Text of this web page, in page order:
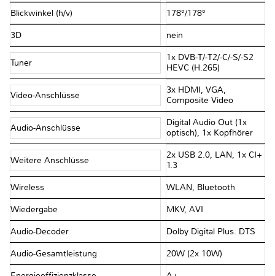
Blickwinkel (h/v) 178°/​178°
3D nein
Tuner
1x DVB-T/​-T2/​-C/​-S/​-S2
HEVC (H.265)
Video-Anschlüsse
3x HDMI, VGA,
Composite Video
Audio-Anschlüsse
Digital Audio Out (1x
optisch), 1x Kopfhörer
Weitere Anschlüsse
2x USB 2.0, LAN, 1x CI+
1.3
Wireless WLAN, Bluetooth
Wiedergabe MKV, AVI
Audio-Decoder Dolby Digital Plus. DTS
Audio-Gesamtleistung 20W (2x 10W)